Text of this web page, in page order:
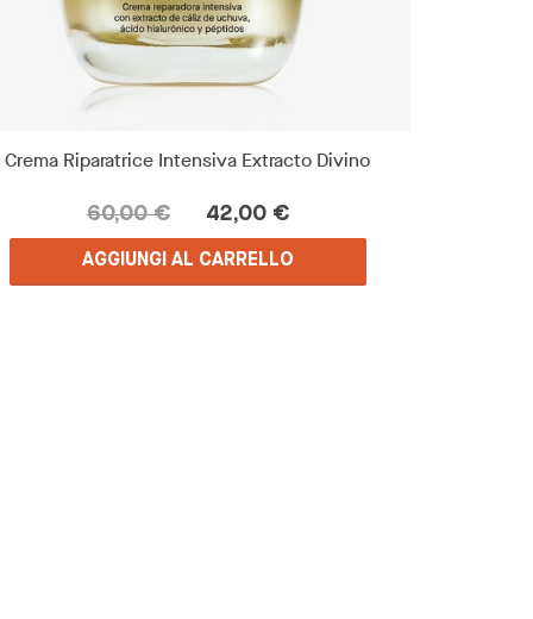
Crema Riparatrice Intensiva Extracto Divino
60,00 € 42,00 €
AGGIUNGI AL CARRELLO